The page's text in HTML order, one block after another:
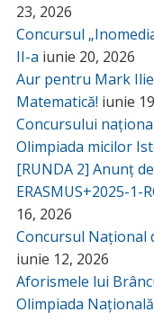
23, 2026
Concursul
II-a iunie 20, 2026
Aur pentru Mark
Matematică! iunie
Concursului
Olimpiada micilor
[RUNDA 2] Anunț
ERASMUS+2025-1-
16, 2026
Concursul Național
iunie 12, 2026
Aforismele lui
Olimpiada